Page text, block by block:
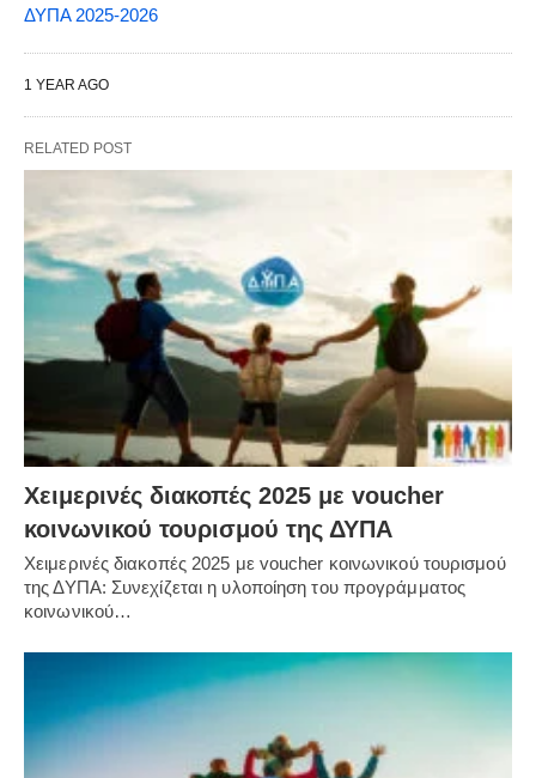
ΔΥΠΑ 2025-2026
1 YEAR AGO
RELATED POST
Χειμερινές διακοπές 2025 με voucher
κοινωνικού τουρισμού της ΔΥΠΑ
Χειμερινές διακοπές 2025 με voucher κοινωνικού τουρισμού
της ΔΥΠΑ: Συνεχίζεται η υλοποίηση του προγράμματος
κοινωνικού…